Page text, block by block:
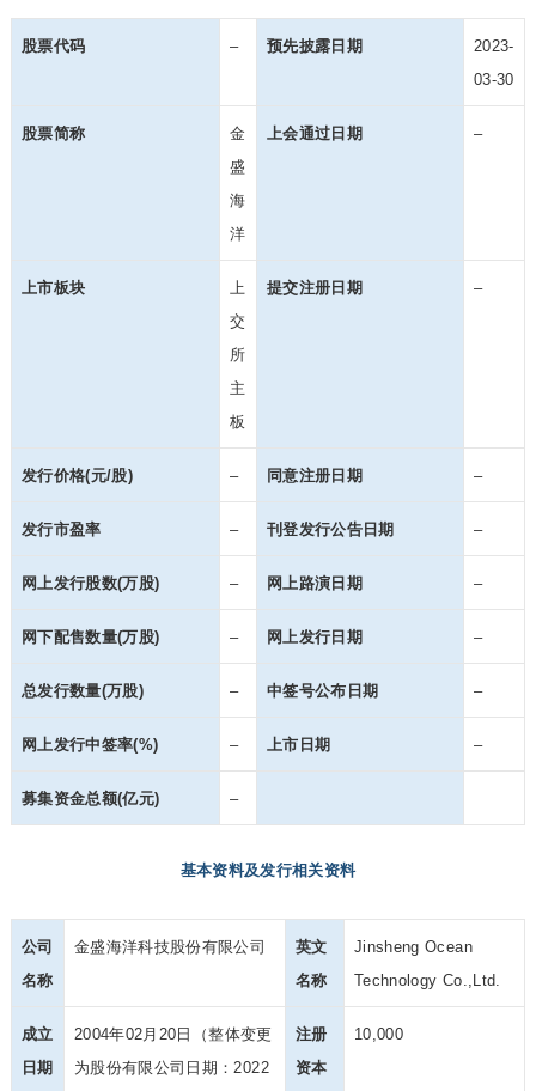
股票代码 – 预先披露日期
2023-
03-30
股票简称
金
盛
海
洋
上会通过日期 –
上市板块
上
交
所
主
板
提交注册日期 –
发行价格(元/股) – 同意注册日期 –
发行市盈率 – 刊登发行公告日期 –
网上发行股数(万股) – 网上路演日期 –
网下配售数量(万股) – 网上发行日期 –
总发行数量(万股) – 中签号公布日期 –
网上发行中签率(%) – 上市日期 –
募集资金总额(亿元) –
基本资料及发行相关资料
公司
名称
金盛海洋科技股份有限公司
英文
名称
Jinsheng Ocean
Technology Co.,Ltd.
成立
日期
2004年02月20日（整体变更
为股份有限公司日期：2022
注册
资本
10,000